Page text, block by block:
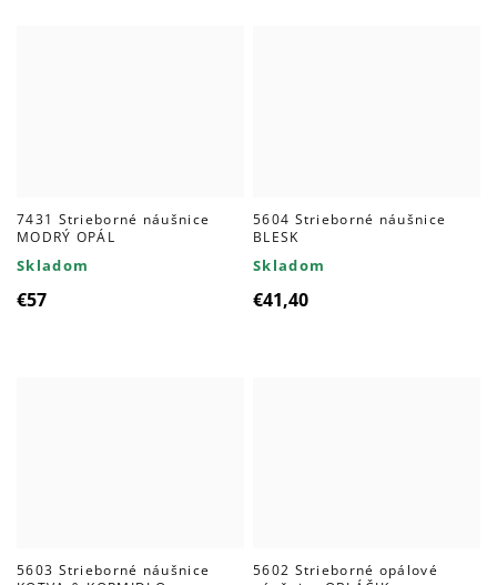
7431 Strieborné náušnice
MODRÝ OPÁL
Skladom
€57
5604 Strieborné náušnice
BLESK
Skladom
€41,40
5603 Strieborné náušnice
5602 Strieborné opálové